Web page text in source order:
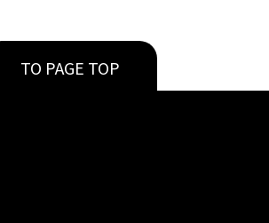
TO PAGE TOP